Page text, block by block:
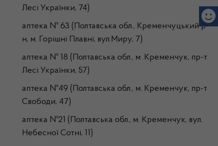
Лесі Українки, 74)
аптека № 63 (Полтавська обл., Кременчуцький р-
н, м. Горішні Плавні, вул.Миру, 7)
аптека № 18 (Полтавська обл., м .Кременчук, пр-т
Лесі Українки, 57)
аптека №49 (Полтавська обл., м. Кременчук, пр-т
Свободи, 47)
аптека №21 (Полтавська обл., м. Кременчук, вул.
Небесної Сотні, 11)